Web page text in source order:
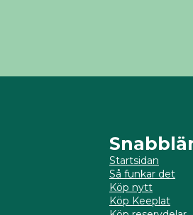
Startsidan
Så funkar det
Köp nytt
Köp Keeplat